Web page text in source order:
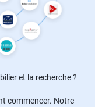
et la recherche ?
commencer. Notre